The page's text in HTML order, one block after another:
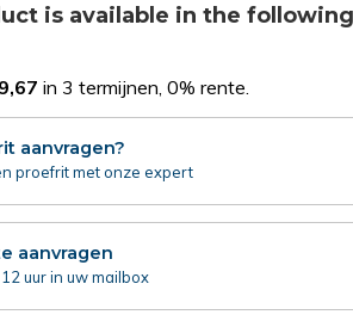
is available in the following
in 3 termijnen, 0% rente.
aanvragen?
proefrit met onze expert
aanvragen
uur in uw mailbox